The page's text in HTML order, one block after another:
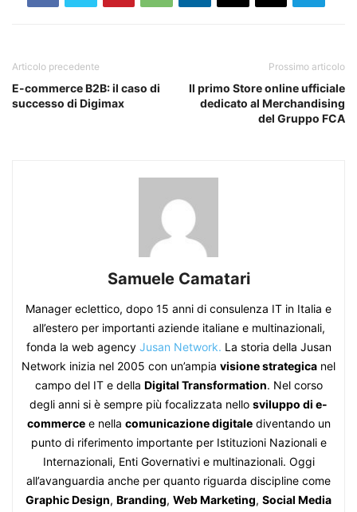
Articolo precedente
E-commerce B2B: il caso di
successo di Digimax
Prossimo articolo
Il primo Store online ufficiale
dedicato al Merchandising
del Gruppo FCA
Samuele Camatari
Manager eclettico, dopo 15 anni di consulenza IT in Italia e
all’estero per importanti aziende italiane e multinazionali,
fonda la web agency Jusan Network. La storia della Jusan
Network inizia nel 2005 con un’ampia visione strategica nel
campo del IT e della Digital Transformation. Nel corso
degli anni si è sempre più focalizzata nello sviluppo di e-
commercee nella comunicazione digitalediventando un
punto di riferimento importante per Istituzioni Nazionali e
Internazionali, Enti Governativi e multinazionali. Oggi
all’avanguardia anche per quanto riguarda discipline come
Graphic Design, Branding, Web Marketing, Social Media